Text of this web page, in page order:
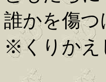
誰かを傷
※くりかえ